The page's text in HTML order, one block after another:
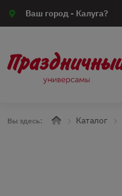
Ваш город - Калуга?
Вы здесь: Каталог